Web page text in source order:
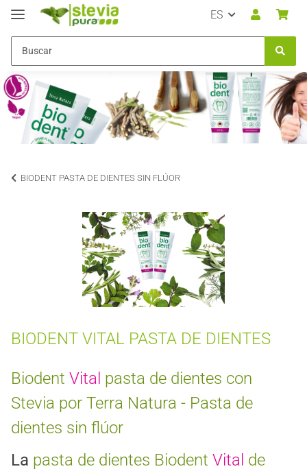
ES
BIODENT PASTA DE DIENTES SIN FLÚOR
BIODENT VITAL PASTA DE DIENTES
Biodent Vital pasta de dientes con
Stevia por Terra Natura - Pasta de
dientes sin flúor
La pasta de dientes Biodent Vital de